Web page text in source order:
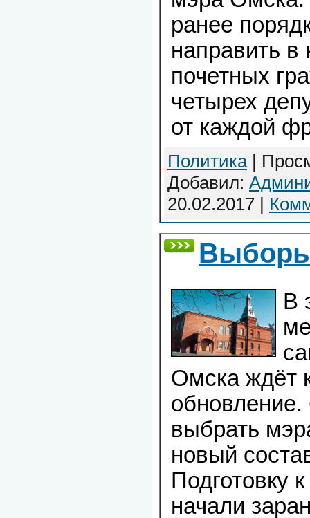
ранее
направить
почетных
четырех
от каждой
Политика|
Добавил:
20.02.2017 |
Выборы
В
Омска ждёт
обновление.
выбрать
новый
Подготовку
начали